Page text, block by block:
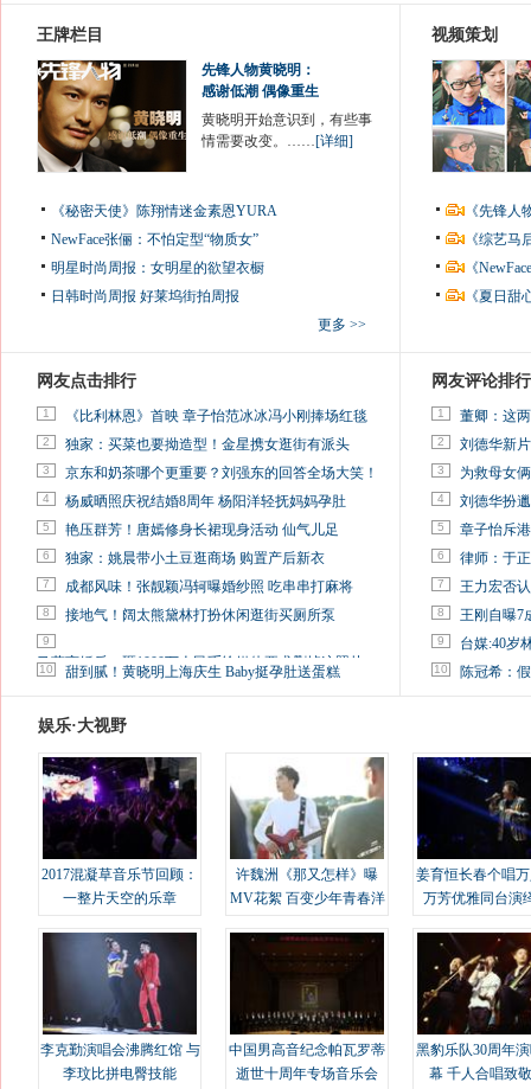
王牌栏目
先锋人物黄晓明：
感谢低潮 偶像重生
黄晓明开始意识到，有些事
情需要改变。……[详细]
《秘密天使》陈翔情迷金素恩YURA
NewFace张俪：不怕定型“物质女”
明星时尚周报：女明星的欲望衣橱
日韩时尚周报 好莱坞街拍周报
更多 >>
视频策划
《先锋
《综艺
《
《夏日
网友点击排行
1 《比利林恩》首映 章子怡范冰冰冯小刚捧场红毯
2 独家：买菜也要拗造型！金星携女逛街有派头
3 京东和奶茶哪个更重要？刘强东的回答全场大笑！
4 杨威晒照庆祝结婚8周年 杨阳洋轻抚妈妈孕肚
5 艳压群芳！唐嫣修身长裙现身活动 仙气儿足
6 独家：姚晨带小土豆逛商场 购置产后新衣
7 成都风味！张靓颖冯轲曝婚纱照 吃串串打麻将
8 接地气！阔太熊黛林打扮休闲逛街买厕所泵
9
马蓉离婚后，砸1000万人民币给媒体要求删掉这照片
10 甜到腻！黄晓明上海庆生 Baby挺孕肚送蛋糕
网友评论排行
1 董卿：这
2 刘德华新
3 为救母女
4 刘德华扮
5 章子怡斥
6 律师：于
7 王力宏否
8 王刚自曝7
9 台媒:40岁
10 陈冠希：
娱乐·大视野
2017混凝草音乐节回顾：
一整片天空的乐章
许魏洲《那又怎样》曝
MV花絮 百变少年青春洋
姜育恒长春个唱
万芳优雅同台演
李克勤演唱会沸腾红馆 与
李玟比拼电臀技能
中国男高音纪念帕瓦罗蒂
逝世十周年专场音乐会
黑豹乐队30周年
幕 千人合唱致